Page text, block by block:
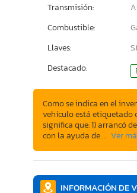
Transmisión:
Combustible:
Llaves:
Sí
Destacado:
Como se indica en el
vehículo está etiquetado
significa que: 1) arrancó
con la ayuda de … Ver
INFORMACIÓN DE